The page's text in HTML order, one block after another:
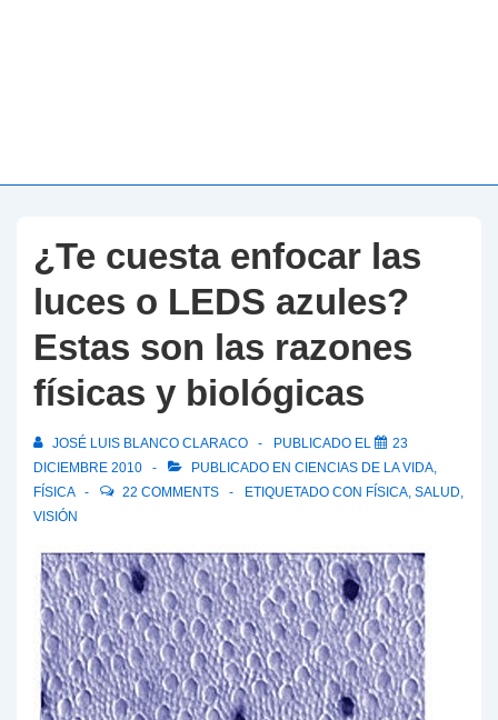
¿Te cuesta enfocar las
luces o LEDS azules?
Estas son las razones
físicas y biológicas
JOSÉ LUIS BLANCO CLARACO PUBLICADO EL
23
DICIEMBRE 2010
PUBLICADO EN CIENCIAS DE LA VIDA,
FÍSICA
22 COMMENTS ETIQUETADO CON FÍSICA, SALUD,
VISIÓN